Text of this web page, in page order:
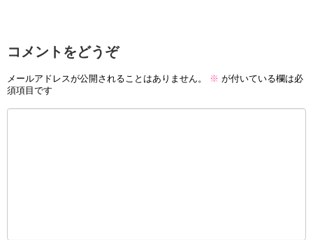
コメントをどうぞ
メールアドレスが公開されることはありません。 ※ が付いている欄は必
須項目です